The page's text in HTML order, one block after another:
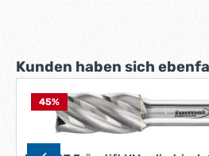
Produktgalerie überspringen
Kunden haben sich
45%